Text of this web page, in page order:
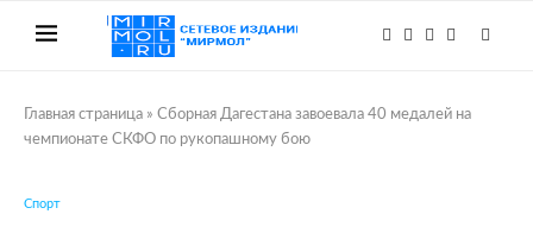
Главная страница » Сборная Дагестана завоевала 40 медалей на
чемпионате СКФО по рукопашному бою
Спорт